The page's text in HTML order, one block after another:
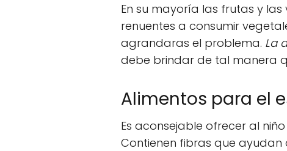
En su mayoría las frutas y
renuentes a consumir
agrandaras el problema. La
debe brindar de tal manera
Alimentos para el
Es aconsejable ofrecer al
Contienen fibras que ayudan